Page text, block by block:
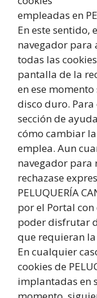
empleadas en
En este sentido,
navegador para
todas las
pantalla de la
en ese
disco duro.
sección de
cómo cambiar
emplea. Aun
navegador para
rechazase
PELUQUERÍA
por el Portal
poder disfrutar
que requieran
En cualquier
cookies de
implantadas en